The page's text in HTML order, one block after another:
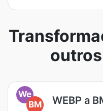
We
BM
WEBP a